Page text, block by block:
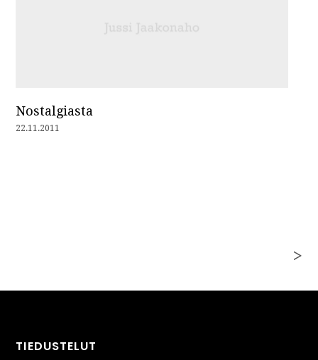
Nostalgiasta
22.11.2011
>
TIEDUSTELUT